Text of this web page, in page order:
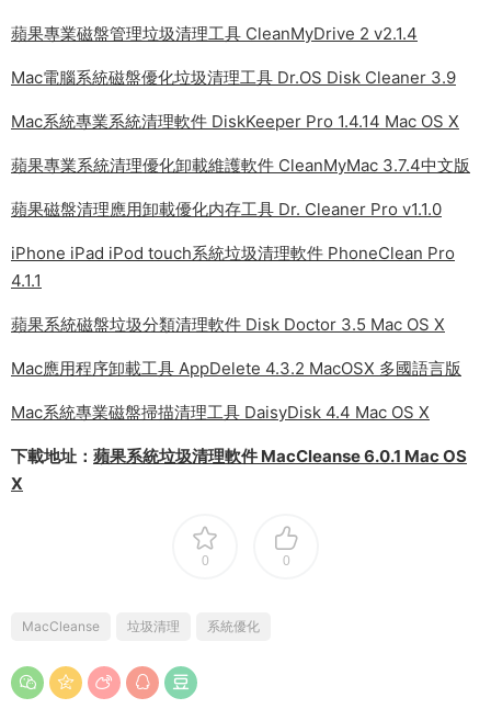
蘋果專業磁盤管理垃圾清理工具 CleanMyDrive 2 v2.1.4
Mac電腦系統磁盤優化垃圾清理工具 Dr.OS Disk Cleaner 3.9
Mac系統專業系統清理軟件 DiskKeeper Pro 1.4.14 Mac OS X
蘋果專業系統清理優化卸載維護軟件 CleanMyMac 3.7.4中文版
蘋果磁盤清理應用卸載優化内存工具 Dr. Cleaner Pro v1.1.0
iPhone iPad iPod touch系統垃圾清理軟件 PhoneClean Pro
4.1.1
蘋果系統磁盤垃圾分類清理軟件 Disk Doctor 3.5 Mac OS X
Mac應用程序卸載工具 AppDelete 4.3.2 MacOSX 多國語言版
Mac系統專業磁盤掃描清理工具 DaisyDisk 4.4 Mac OS X
下載地址： 蘋果系統垃圾清理軟件 MacCleanse 6.0.1 Mac OS
X
0 0
MacCleanse 垃圾清理 系統優化